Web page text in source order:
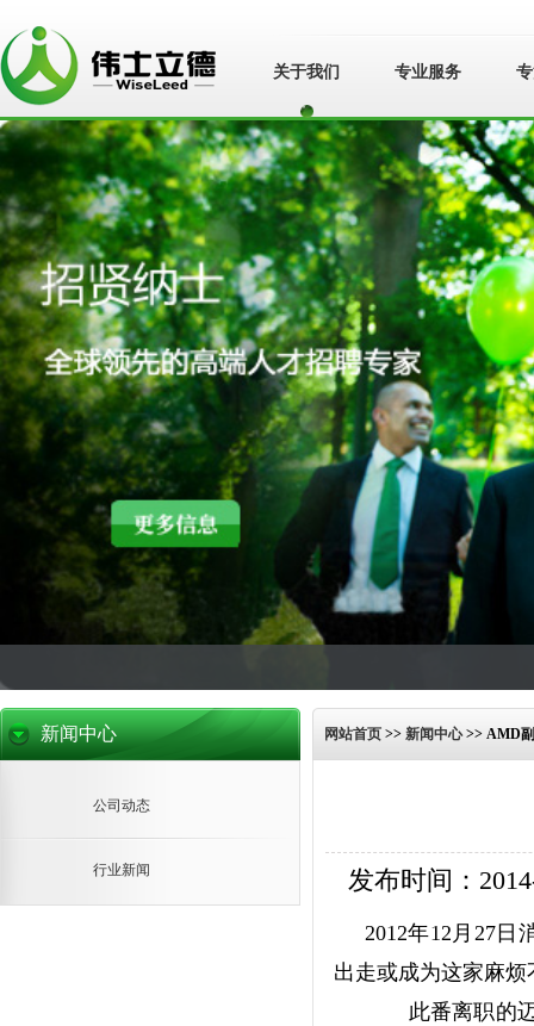
苏州伟士立德管
理咨询有限公
司">
苏州伟士立德管
理咨询有限公司
关于我们 专业服务
新闻中心
公司动态
行业新闻
网站首页 >> 新闻中心>> AMD
发布时间：
2012年12月27
出走或成为这家麻
此番离职的迈